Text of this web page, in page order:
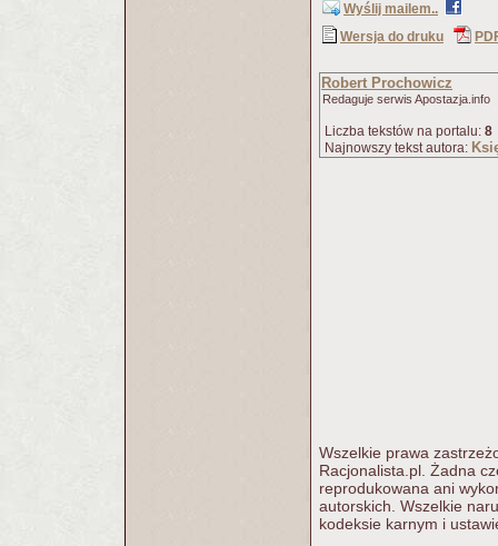
Wyślij mailem..
Wersja do druku
Robert Prochowicz
Redaguje serwis Apostazja.info
Liczba tekstów na portalu: 8
Najnowszy tekst autora:
Wszelkie prawa
Racjonalista.pl. Żadna
reprodukowana ani
autorskich. Wszelkie
kodeksie karnym i